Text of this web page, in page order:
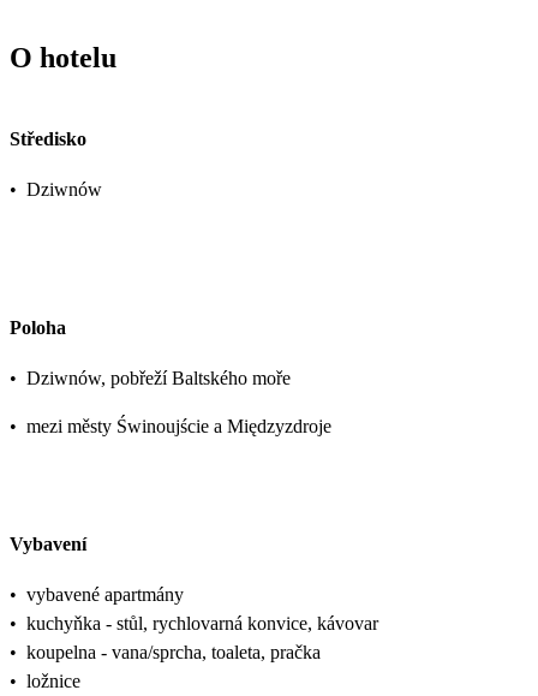
O hotelu
Středisko
• Dziwnów
Poloha
• Dziwnów, pobřeží Baltského moře
• mezi městy Świnoujście a Międzyzdroje
Vybavení
• vybavené apartmány
• kuchyňka - stůl, rychlovarná konvice, kávovar
• koupelna - vana/sprcha, toaleta, pračka
• ložnice